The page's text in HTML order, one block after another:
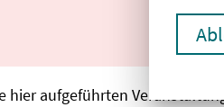
hier aufgeführten